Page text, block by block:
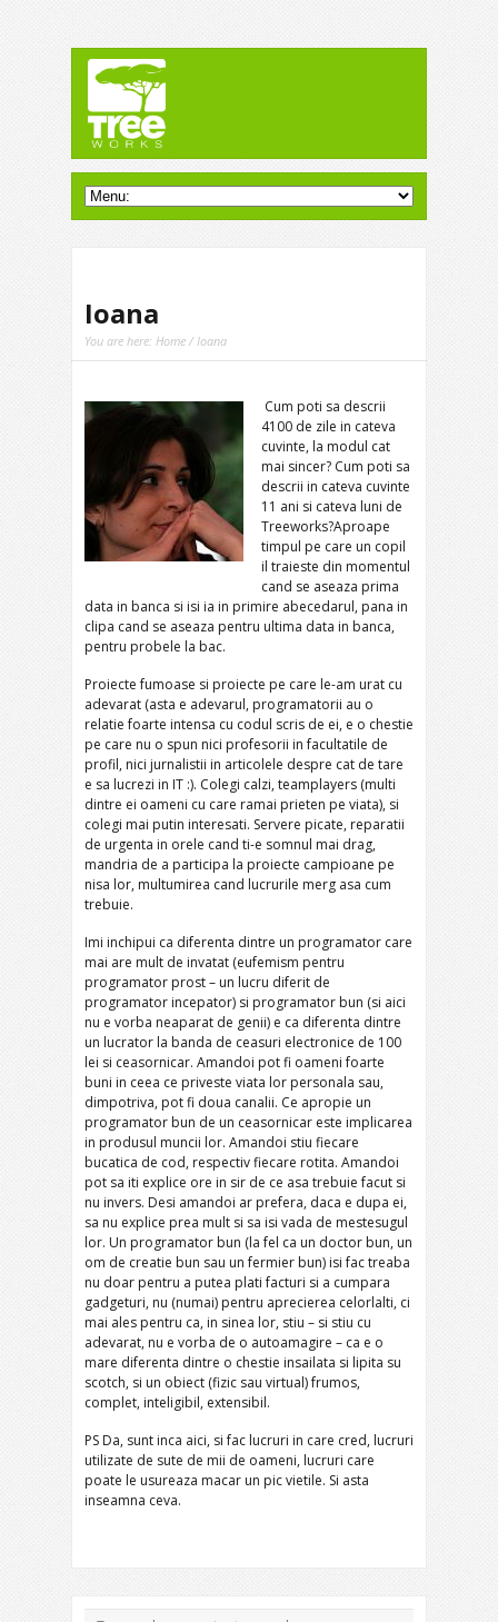
Ioana
You are here: Home / Ioana
Cum poti sa descrii
4100 de zile in cateva
cuvinte, la modul cat
mai sincer? Cum poti sa
descrii in cateva cuvinte
11 ani si cateva luni de
Treeworks?Aproape
timpul pe care un copil
il traieste din momentul
cand se aseaza prima
data in banca si isi ia in primire abecedarul, pana in
clipa cand se aseaza pentru ultima data in banca,
pentru probele la bac.
Proiecte fumoase si proiecte pe care le-am urat cu
adevarat (asta e adevarul, programatorii au o
relatie foarte intensa cu codul scris de ei, e o chestie
pe care nu o spun nici profesorii in facultatile de
profil, nici jurnalistii in articolele despre cat de tare
e sa lucrezi in IT :). Colegi calzi, teamplayers (multi
dintre ei oameni cu care ramai prieten pe viata), si
colegi mai putin interesati. Servere picate, reparatii
de urgenta in orele cand ti-e somnul mai drag,
mandria de a participa la proiecte campioane pe
nisa lor, multumirea cand lucrurile merg asa cum
trebuie.
Imi inchipui ca diferenta dintre un programator care
mai are mult de invatat (eufemism pentru
programator prost – un lucru diferit de
programator incepator) si programator bun (si aici
nu e vorba neaparat de genii) e ca diferenta dintre
un lucrator la banda de ceasuri electronice de 100
lei si ceasornicar. Amandoi pot fi oameni foarte
buni in ceea ce priveste viata lor personala sau,
dimpotriva, pot fi doua canalii. Ce apropie un
programator bun de un ceasornicar este implicarea
in produsul muncii lor. Amandoi stiu fiecare
bucatica de cod, respectiv fiecare rotita. Amandoi
pot sa iti explice ore in sir de ce asa trebuie facut si
nu invers. Desi amandoi ar prefera, daca e dupa ei,
sa nu explice prea mult si sa isi vada de mestesugul
lor. Un programator bun (la fel ca un doctor bun, un
om de creatie bun sau un fermier bun) isi fac treaba
nu doar pentru a putea plati facturi si a cumpara
gadgeturi, nu (numai) pentru aprecierea celorlalti, ci
mai ales pentru ca, in sinea lor, stiu – si stiu cu
adevarat, nu e vorba de o autoamagire – ca e o
mare diferenta dintre o chestie insailata si lipita su
scotch, si un obiect (fizic sau virtual) frumos,
complet, inteligibil, extensibil.
PS Da, sunt inca aici, si fac lucruri in care cred, lucruri
utilizate de sute de mii de oameni, lucruri care
poate le usureaza macar un pic vietile. Si asta
inseamna ceva.